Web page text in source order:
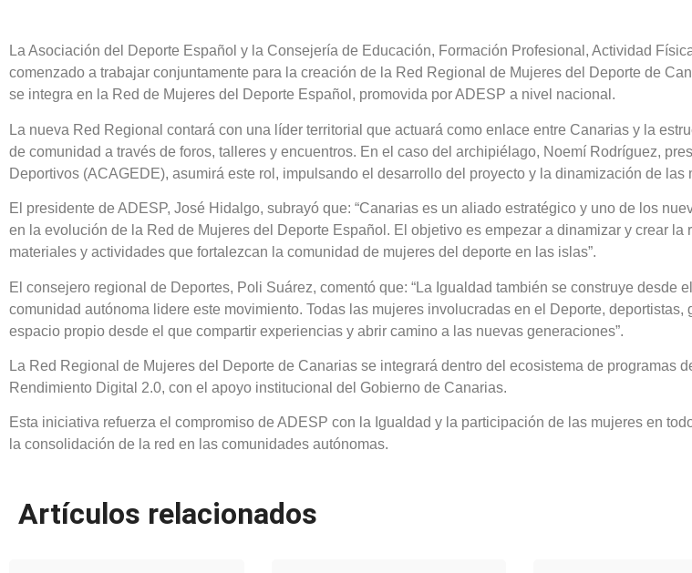
La Asociación del Deporte Español y la Consejería de Educación, Formación Profesional, Actividad
comenzado a trabajar conjuntamente para la creación de la Red Regional de Mujeres del Deporte de
se integra en la Red de Mujeres del Deporte Español, promovida por ADESP a nivel nacional.
La nueva Red Regional contará con una líder territorial que actuará como enlace entre Canarias y la
de comunidad a través de foros, talleres y encuentros. En el caso del archipiélago, Noemí Rodríguez,
Deportivos (ACAGEDE), asumirá este rol, impulsando el desarrollo del proyecto y la dinamización de las
El presidente de ADESP, José Hidalgo, subrayó que: “Canarias es un aliado estratégico y uno de los
en la evolución de la Red de Mujeres del Deporte Español. El objetivo es empezar a dinamizar y crear la
materiales y actividades que fortalezcan la comunidad de mujeres del deporte en las islas”.
El consejero regional de Deportes, Poli Suárez, comentó que: “La Igualdad también se construye desde
comunidad autónoma lidere este movimiento. Todas las mujeres involucradas en el Deporte, deportistas,
espacio propio desde el que compartir experiencias y abrir camino a las nuevas generaciones”.
La Red Regional de Mujeres del Deporte de Canarias se integrará dentro del ecosistema de programas
Rendimiento Digital 2.0, con el apoyo institucional del Gobierno de Canarias.
Esta iniciativa refuerza el compromiso de ADESP con la Igualdad y la participación de las mujeres en
la consolidación de la red en las comunidades autónomas.
Artículos relacionados